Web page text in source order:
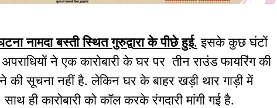
नामदा बस्ती स्थित गुरुद्वारा के पीछे हुई. इसके कुछ घंटों
ने एक कारोबारी के घर पर तीन राउंड फायरिंग की
की सूचना नहीं है. लेकिन घर के बाहर खड़ी थार गाड़ी में
ही कारोबारी को कॉल करके रंगदारी मांगी गई है.